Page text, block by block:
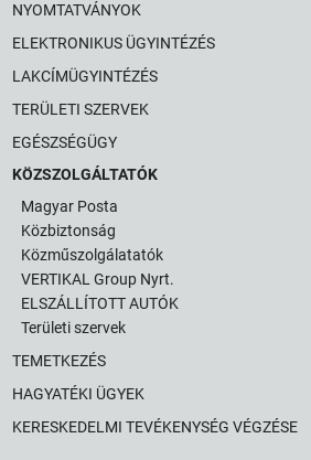
NYOMTATVÁNYOK
ELEKTRONIKUS ÜGYINTÉZÉS
LAKCÍMÜGYINTÉZÉS
TERÜLETI SZERVEK
EGÉSZSÉGÜGY
KÖZSZOLGÁLTATÓK
Magyar Posta
Közbiztonság
Közműszolgálatatók
VERTIKAL Group Nyrt.
ELSZÁLLÍTOTT AUTÓK
Területi szervek
TEMETKEZÉS
HAGYATÉKI ÜGYEK
KERESKEDELMI TEVÉKENYSÉG VÉGZÉSE